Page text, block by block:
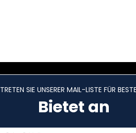
TRETEN SIE UNSERER MAIL-LISTE FÜR
Bietet an